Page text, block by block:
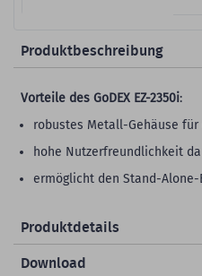
Produktbeschreibung
Vorteile des GoDEX EZ-2350i:
robustes Metall-Gehäuse
hohe Nutzerfreundlichkeit
ermöglicht den Stand-
Produktdetails
Download